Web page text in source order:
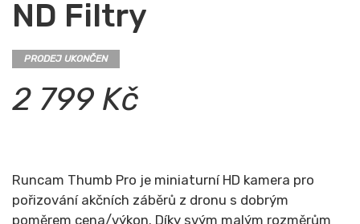
ND Filtry
PRODEJ UKONČEN
2 799 Kč
Runcam Thumb Pro je miniaturní HD kamera pro
pořizování akčních záběrů z dronu s dobrým
poměrem cena/výkon. Díky svým malým rozměrům